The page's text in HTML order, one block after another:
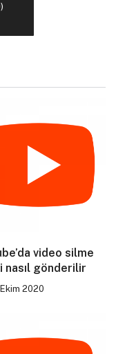
video silme
nasıl gönderilir
2020